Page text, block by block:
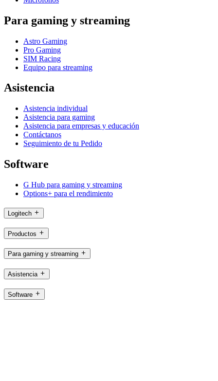
Para gaming y streaming
Astro Gaming
Pro Gaming
SIM Racing
Equipo para streaming
Asistencia
Asistencia individual
Asistencia para gaming
Asistencia para empresas y educación
Contáctanos
Seguimiento de tu Pedido
Software
G Hub para gaming y streaming
Options+ para el rendimiento
Logitech
Productos
Para gaming y streaming
Asistencia
Software